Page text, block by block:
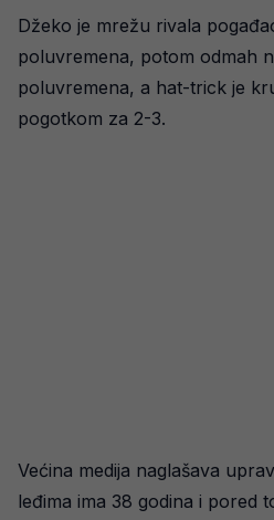
Džeko je mrežu rivala
poluvremena, potom odmah
poluvremena, a hat-trick je
pogotkom za 2-3.
Većina medija naglašava
leđima ima 38 godina i pored